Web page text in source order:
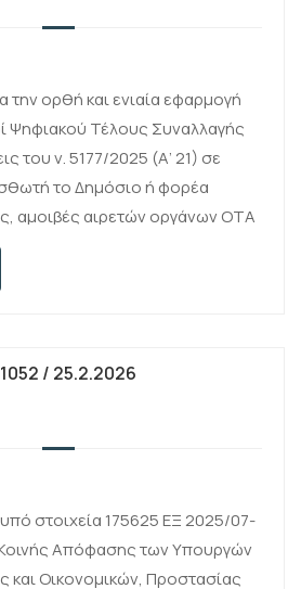
την ορθή και ενιαία εφαρμογή
Ψηφιακού Τέλους Συναλλαγής
του ν. 5177/2025 (Α’ 21) σε
το Δημόσιο ή φορέα
αμοιβές αιρετών οργάνων ΟΤΑ
…
/ 25.2.2026
στοιχεία 175625 ΕΞ 2025/07-
Απόφασης των Υπουργών
και Οικονομικών, Προστασίας